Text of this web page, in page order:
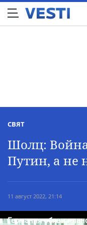
СВЯТ
Шолц:
Путин, а не
11 август 2022, 21:14